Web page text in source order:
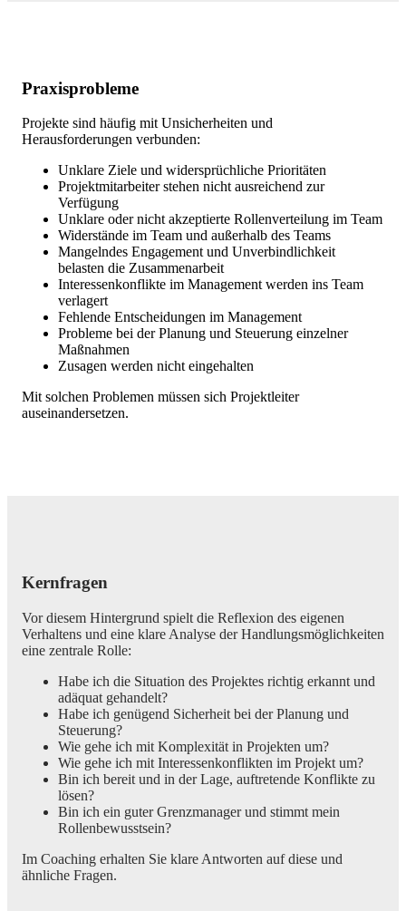
Praxisprobleme
Projekte sind häufig mit Unsicherheiten und
Herausforderungen verbunden:
Unklare Ziele und widersprüchliche Prioritäten
Projektmitarbeiter stehen nicht ausreichend zur
Verfügung
Unklare oder nicht akzeptierte Rollenverteilung im Team
Widerstände im Team und außerhalb des Teams
Mangelndes Engagement und Unverbindlichkeit
belasten die Zusammenarbeit
Interessenkonflikte im Management werden ins Team
verlagert
Fehlende Entscheidungen im Management
Probleme bei der Planung und Steuerung einzelner
Maßnahmen
Zusagen werden nicht eingehalten
Mit solchen Problemen müssen sich Projektleiter
auseinandersetzen.
Kernfragen
Vor diesem Hintergrund spielt die Reflexion des eigenen
Verhaltens und eine klare Analyse der Handlungsmöglichkeiten
eine zentrale Rolle:
Habe ich die Situation des Projektes richtig erkannt und
adäquat gehandelt?
Habe ich genügend Sicherheit bei der Planung und
Steuerung?
Wie gehe ich mit Komplexität in Projekten um?
Wie gehe ich mit Interessenkonflikten im Projekt um?
Bin ich bereit und in der Lage, auftretende Konflikte zu
lösen?
Bin ich ein guter Grenzmanager und stimmt mein
Rollenbewusstsein?
Im Coaching erhalten Sie klare Antworten auf diese und
ähnliche Fragen.